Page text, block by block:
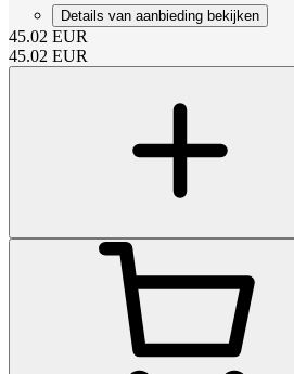
Details van aanbieding bekijken
45.02 EUR
45.02 EUR